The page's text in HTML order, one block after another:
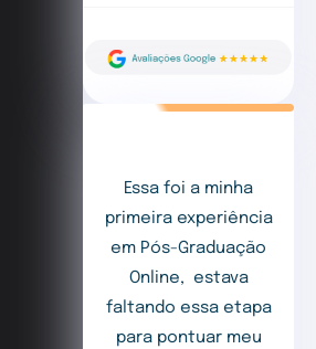
Essa foi a minha
primeira experiência
em Pós-Graduação
Online, estava
faltando essa etapa
para pontuar meu